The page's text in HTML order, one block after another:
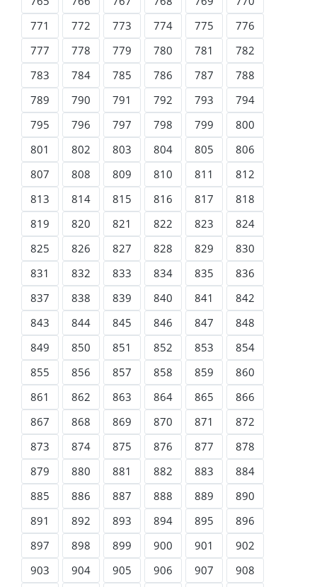
771
772 773 774 775
776
777
778 779 780 781
782
783
784 785 786 787
788
789
790 791 792 793
794
795
796 797 798 799
800
801
802 803 804 805
806
807
808 809 810 811
812
813
814 815 816 817
818
819
820 821 822 823
824
825
826 827 828 829
830
831
832 833 834 835
836
837
838 839 840 841
842
843
844 845 846 847
848
849
850 851 852 853
854
855
856 857 858 859
860
861
862 863 864 865
866
867
868 869 870 871
872
873
874 875 876 877
878
879
880 881 882 883
884
885
886 887 888 889
890
891
892 893 894 895
896
897
898 899 900 901
902
903
904 905 906 907
908